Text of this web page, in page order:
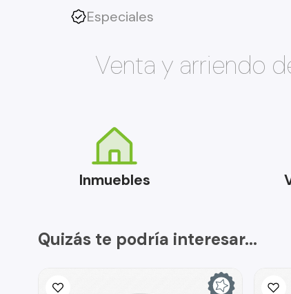
Especiales
Venta y arriendo
Inmuebles
Quizás te podría interesar...